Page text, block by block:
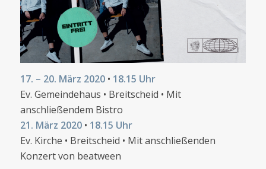
17. – 20. März 2020 • 18.15 Uhr
Ev. Gemeindehaus • Breitscheid • Mit
anschließendem Bistro
21. März 2020 • 18.15 Uhr
Ev. Kirche • Breitscheid • Mit anschließenden
Konzert von beatween